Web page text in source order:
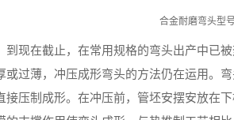
到现在截止，在常用规格的弯头出产中已
过薄，冲压成形弯头的方法仍在运用。
接压制成形。在冲压前，管坯安摆安放在